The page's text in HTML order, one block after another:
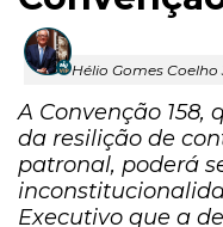
Hélio Gomes Coelho
A Convenção
da resilição de
patronal, poderá
Executivo que a